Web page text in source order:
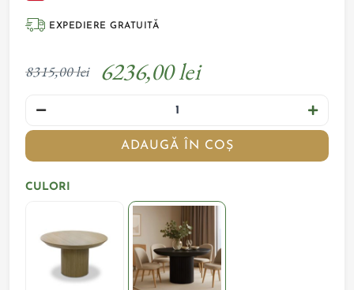
EXPEDIERE GRATUITĂ
8315,00 lei 6236,00 lei
ADAUGĂ ÎN COȘ
CULORI